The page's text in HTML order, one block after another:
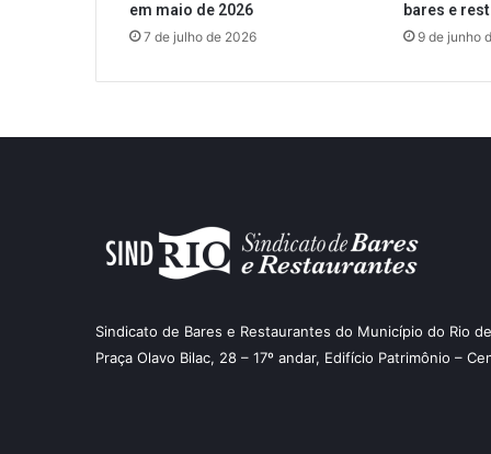
em maio de 2026
7 de julho de 2026
bares e
9 de junho
Sindicato de Bares e Restaurantes do Município do Rio
Praça Olavo Bilac, 28 – 17º andar, Edifício Patrimônio –